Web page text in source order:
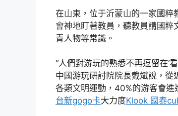
在山東，位于沂蒙山的一家國粹
會神地盯著教員，聽教員講國
青人物等常識。
“人們對游玩的熟悉不再逗留在‘
中國游玩研討院院長戴斌說，
各類文明運動，40%的游客會進
台新gogo卡大力度Klook 國泰